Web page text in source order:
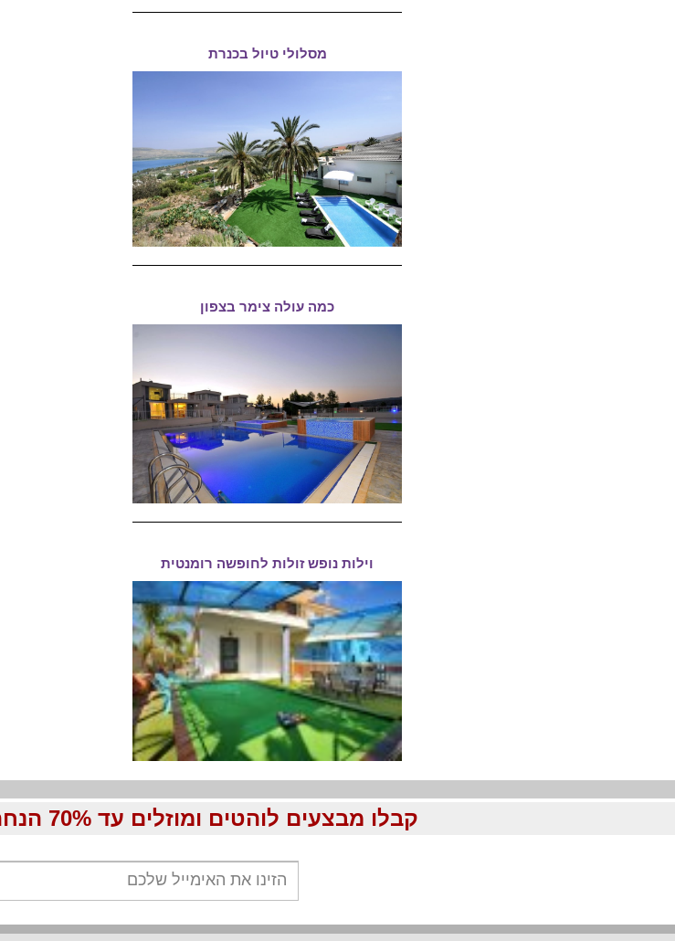
מסלולי טיול בכנרת
כמה עולה צימר בצפון
וילות נופש זולות לחופשה רומנטית
קבלו מבצעים לוהטים ומוזלים עד 70% הנחה במייל, הירשמו עכשיו בחינם: